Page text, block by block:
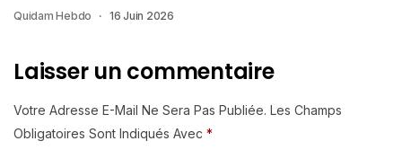
Quidam Hebdo 16 Juin 2026
Laisser un commentaire
Votre Adresse E-Mail Ne Sera Pas Publiée. Les Champs
Obligatoires Sont Indiqués Avec *